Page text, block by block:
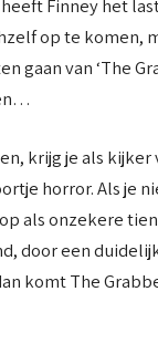
Finney het
op te komen,
gaan van ‘The
krijg je als kijker
horror. Als je
als onzekere
door een
komt The